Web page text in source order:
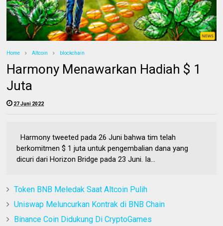
Home Altcoin blockchain
Harmony Menawarkan Hadiah $ 1
Juta
27 Juni 2022
Harmony tweeted pada 26 Juni bahwa tim telah
berkomitmen $ 1 juta untuk pengembalian dana yang
dicuri dari Horizon Bridge pada 23 Juni. Ia...
Token BNB Meledak Saat Altcoin Pulih
Uniswap Meluncurkan Kontrak di BNB Chain
Binance Coin Didukung Di CryptoGames